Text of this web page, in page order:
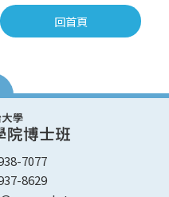
回首頁
7077
8629